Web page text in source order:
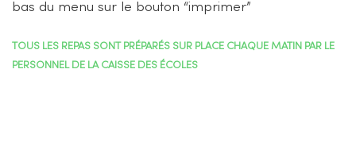
bas du menu sur le bouton “imprimer”
TOUS LES REPAS SONT PRÉPARÉS SUR PLACE CHAQUE MATIN PAR LE
PERSONNEL DE LA CAISSE DES ÉCOLES